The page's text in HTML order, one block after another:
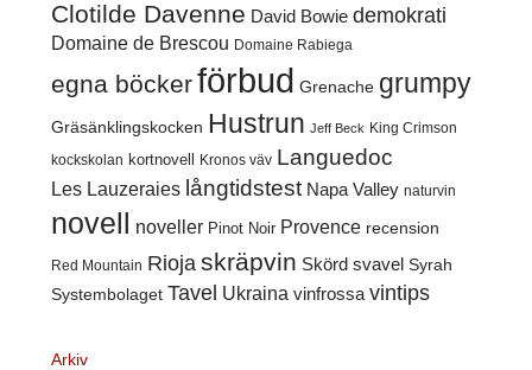
Clotilde Davenne David Bowie demokrati
Domaine de Brescou Domaine Rabiega
egna böckerförbud Grenache grumpy
Gräsänklingskocken Hustrun Jeff Beck King Crimson
kockskolan kortnovell Kronos väv Languedoc
Les Lauzeraies långtidstest Napa Valley naturvin
novell noveller Pinot Noir Provence recension
Red Mountain Rioja skräpvin Skörd svavel Syrah
Systembolaget Tavel Ukraina vinfrossa vintips
Arkiv